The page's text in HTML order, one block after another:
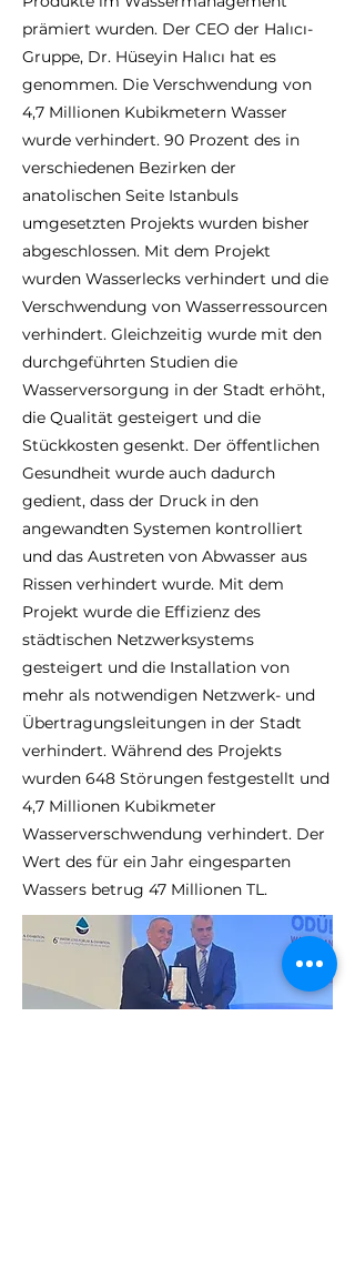
prämiert wurden. Der CEO der Halıcı-
Gruppe, Dr. Hüseyin Halıcı hat es
genommen. Die Verschwendung von
4,7 Millionen Kubikmetern Wasser
wurde verhindert. 90 Prozent des in
verschiedenen Bezirken der
anatolischen Seite Istanbuls
umgesetzten Projekts wurden bisher
abgeschlossen. Mit dem Projekt
wurden Wasserlecks verhindert und die
Verschwendung von Wasserressourcen
verhindert. Gleichzeitig wurde mit den
durchgeführten Studien die
Wasserversorgung in der Stadt erhöht,
die Qualität gesteigert und die
Stückkosten gesenkt. Der öffentlichen
Gesundheit wurde auch dadurch
gedient, dass der Druck in den
angewandten Systemen kontrolliert
und das Austreten von Abwasser aus
Rissen verhindert wurde. Mit dem
Projekt wurde die Effizienz des
städtischen Netzwerksystems
gesteigert und die Installation von
mehr als notwendigen Netzwerk- und
Übertragungsleitungen in der Stadt
verhindert. Während des Projekts
wurden 648 Störungen festgestellt und
4,7 Millionen Kubikmeter
Wasserverschwendung verhindert. Der
Wert des für ein Jahr eingesparten
Wassers betrug 47 Millionen TL.